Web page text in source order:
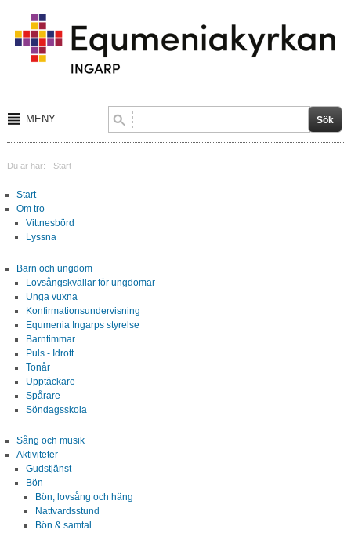
MENY
Om tro
Barn och ungdom
Aktiviteter
Kalender
Blogg
Om oss
Kontakt
Du är här: Start
Start
Om tro
Vittnesbörd
Lyssna
Barn och ungdom
Lovsångskvällar för ungdomar
Unga vuxna
Konfirmationsundervisning
Equmenia Ingarps styrelse
Barntimmar
Puls - Idrott
Tonår
Upptäckare
Spårare
Söndagsskola
Sång och musik
Aktiviteter
Gudstjänst
Bön
Bön, lovsång och häng
Nattvardsstund
Bön & samtal